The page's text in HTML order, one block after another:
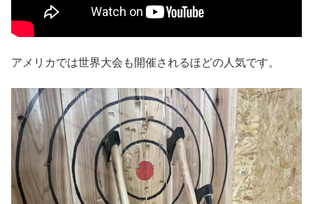
アメリカでは世界大会も開催されるほどの人気です。